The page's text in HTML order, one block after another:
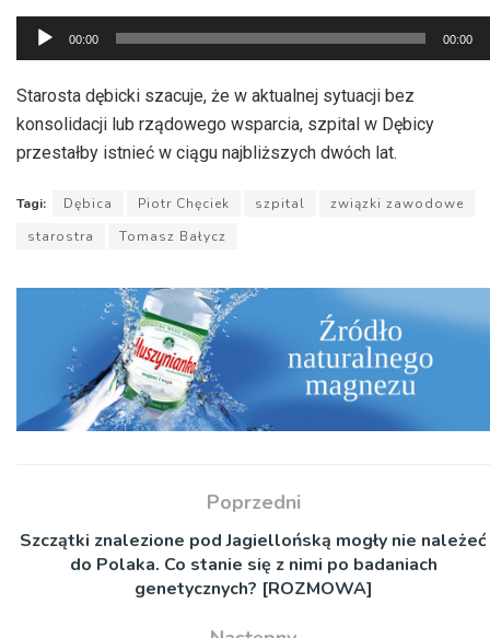
Odtwarzacz
plików
dźwiękowych
00:00 00:00
Starosta dębicki szacuje, że w aktualnej sytuacji bez
konsolidacji lub rządowego wsparcia, szpital w Dębicy
przestałby istnieć w ciągu najbliższych dwóch lat.
Tagi: Dębica Piotr Chęciek szpital
związki zawodowe
starostra
Tomasz Bałycz
Poprzedni
Szczątki znalezione pod Jagiellońską mogły nie należeć
do Polaka. Co stanie się z nimi po badaniach
genetycznych? [ROZMOWA]